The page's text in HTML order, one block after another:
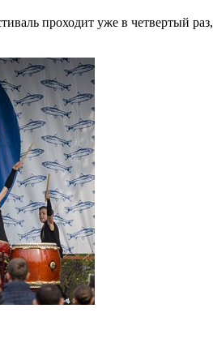
проходит уже в четвертый раз,